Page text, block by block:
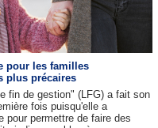
pour les familles
plus précaires
fin de gestion" (LFG) a fait son
fois puisqu'elle a
pour permettre de faire des